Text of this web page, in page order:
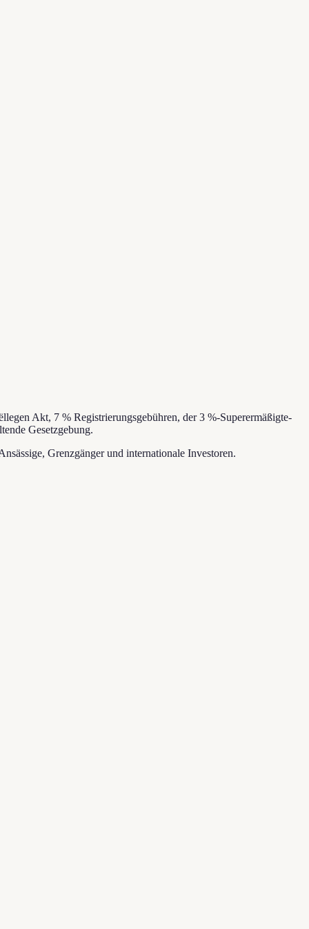
Akt, 7 % Registrierungsgebühren, der 3 %-Superermäßigte-
Gesetzgebung.
Grenzgänger und internationale Investoren.